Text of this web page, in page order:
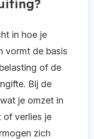
in hoe je
vormt de basis
of de
Bij de
je omzet in
of verlies je
zich